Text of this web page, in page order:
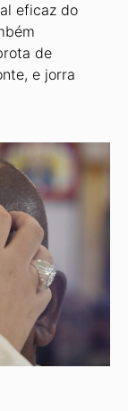
eficaz do
de
e jorra